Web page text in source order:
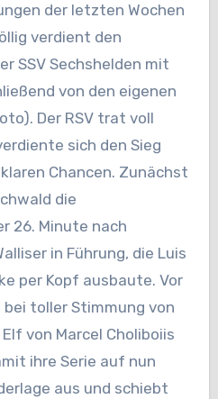
der letzten Wochen
verdient den
SSV Sechshelden mit
von den eigenen
Der RSV trat voll
sich den Sieg
Chancen. Zunächst
die
26. Minute nach
in Führung, die Luis
per Kopf ausbaute. Vor
toller Stimmung von
von Marcel Choliboiis
ihre Serie auf nun
aus und schiebt